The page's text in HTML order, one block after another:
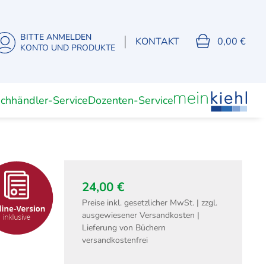
BITTE ANMELDEN
KONTO UND PRODUKTE
| KONTAKT 0,00 €
ServiceDozenten-Service
Unterrichtsmaterial
Dozenten
Fachwirte
Fachwirt Büro- und
(Digitale) Lernkarten
24,00 €
Preise inkl. gesetzlicher MwSt. | zzgl.
ausgewiesener Versandkosten |
Lieferung von Büchern
versandkostenfrei